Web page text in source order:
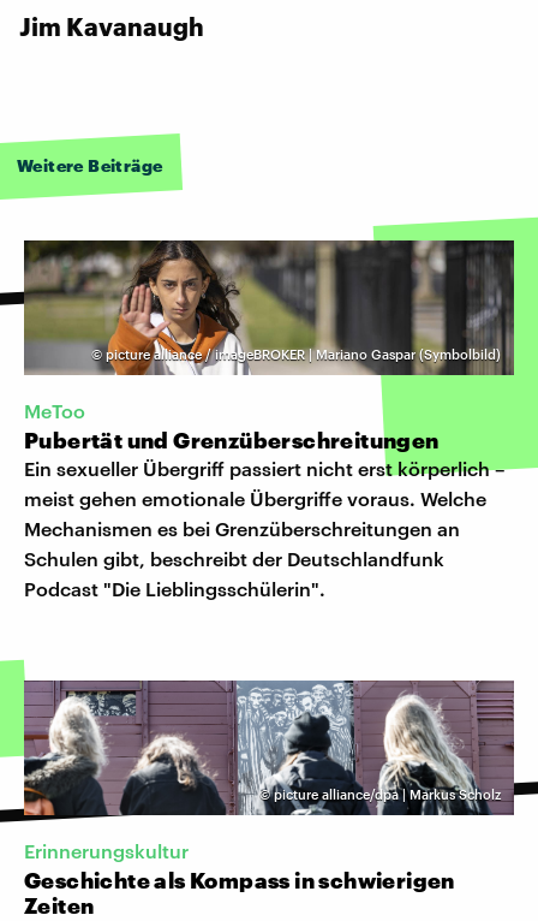
Jim Kavanaugh
Weitere Beiträge
© picture alliance / imageBROKER | Mariano Gaspar (Symbolbild)
MeToo
Pubertät und Grenzüberschreitungen
Ein sexueller Übergriff passiert nicht erst körperlich –
meist gehen emotionale Übergriffe voraus. Welche
Mechanismen es bei Grenzüberschreitungen an
Schulen gibt, beschreibt der Deutschlandfunk
Podcast "Die Lieblingsschülerin".
©picture alliance/dpa | Markus Scholz
Erinnerungskultur
Geschichte als Kompass in schwierigen
Zeiten